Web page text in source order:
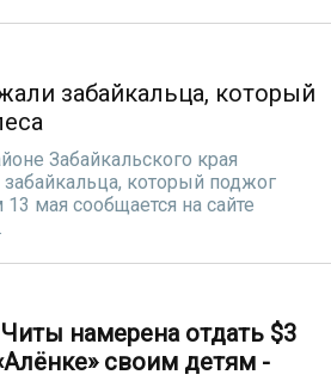
забайкальца, который
Забайкальского края
который поджог
мая сообщается на сайте
намерена отдать $3
своим детям -